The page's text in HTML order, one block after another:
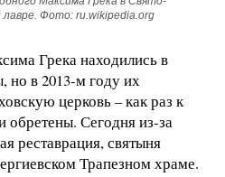
лавре. Фото: ru.wikipedia.org
Грека находились в
но в 2013-м году их
церковь – как раз к
обретены. Сегодня из-за
реставрация, святыня
Трапезном храме.